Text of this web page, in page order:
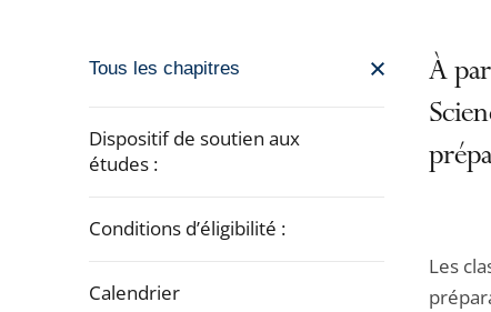
Passer
navigation
de
pour
après
Tous les chapitres
Dispositif de soutien aux
études :
Conditions d’éligibilité :
Calendrier
À
Les